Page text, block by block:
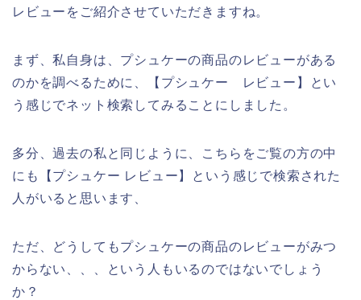
レビューをご紹介させていただきますね。
まず、私自身は、プシュケーの商品のレビューがある
のかを調べるために、【プシュケー レビュー】とい
う感じでネット検索してみることにしました。
多分、過去の私と同じように、こちらをご覧の方の中
にも【プシュケー レビュー】という感じで検索された
人がいると思います、
ただ、どうしてもプシュケーの商品のレビューがみつ
からない、、、という人もいるのではないでしょう
か？